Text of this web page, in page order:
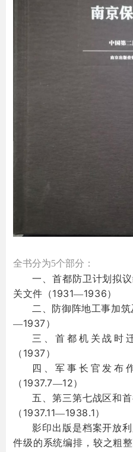
全书分为5个部分：
一、首都防卫计划拟
关文件（1931—1936）
二、防御阵地工事加
—1937）
三、首都机关战时
（ 1937）
四、军事长官发布
（ 1937.7—12）
五、第三第七战区和
（ 1937.11—1938.1）
影印出版是档案开放
件级的系统编排，较之粗